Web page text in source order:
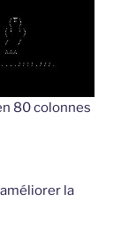
80 colonnes
la